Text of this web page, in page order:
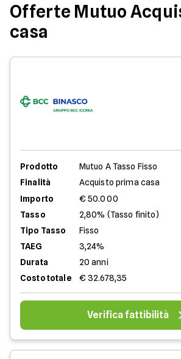
Offerte Mutuo
casa
Prodotto
Mutuo A Tasso Fisso
Finalità
Acquisto prima casa
Importo
€ 50.000
Tasso
2,80% (Tasso finito)
Tipo Tasso
Fisso
TAEG
3,24%
Durata
20 anni
Costo totale
€ 32.678,35
Verifica fattibilità